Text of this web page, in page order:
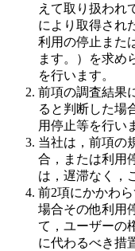
えて取り扱われ
により取得され
利用の停止また
ます。）を求め
を行います。
前項の調査結果
ると判断した場
用停止等を行い
当社は，前項の
合，または利用
は，遅滞なく，
前2項にかかわ
場合その他利用
て，ユーザーの
に代わるべき措